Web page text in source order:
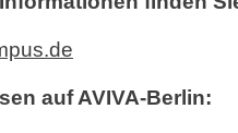
auf AVIVA-Berlin: